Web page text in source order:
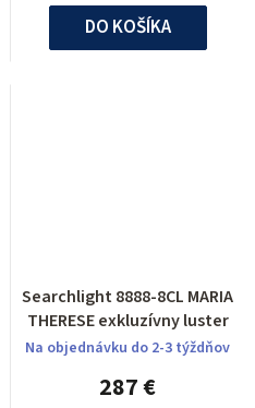
DO KOŠÍKA
Searchlight 8888-8CL MARIA
THERESE exkluzívny luster
Na objednávku do 2-3 týždňov
287 €